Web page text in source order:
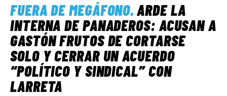
FUERA DE MEGÁFONO. ARDE LA
INTERNA DE PANADEROS: ACUSAN A
GASTÓN FRUTOS DE CORTARSE
SOLO Y CERRAR UN ACUERDO
“POLÍTICO Y SINDICAL” CON
LARRETA